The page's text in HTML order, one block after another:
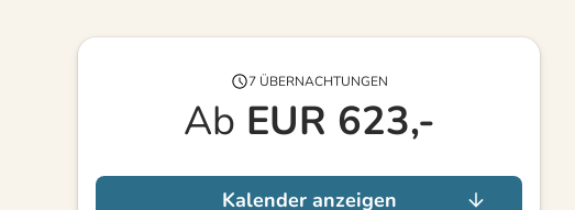
7 ÜBERNACHTUNGEN
Ab EUR 623,-
Kalender anzeigen